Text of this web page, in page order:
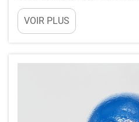
les dommages coûteux causés par
Un purgeur de vapeur à flotteur
VOIR PLUS